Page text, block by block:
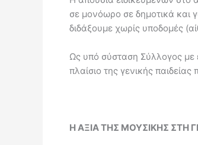
σε μονόωρο σε δημοτικά και
διδάξουμε χωρίς υποδομές
Ως υπό σύσταση Σύλλογος με
πλαίσιο της γενικής
Η ΑΞΙΑ ΤΗΣ ΜΟΥΣΙΚΗΣ ΣΤΗ